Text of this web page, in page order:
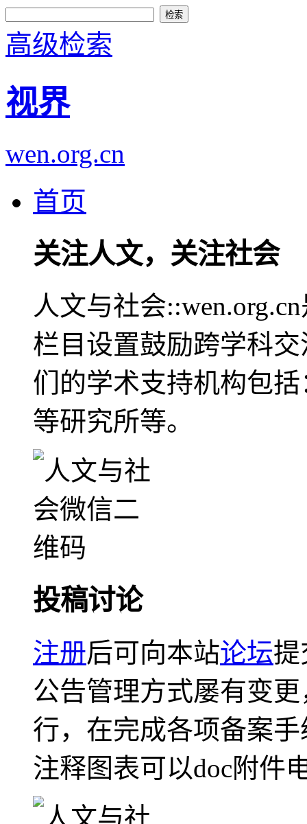
高级检索
视界
wen.org.cn
首页
关注人文，关注社会
人文与社会
栏目设置鼓励跨学科
们的学术支持机构包
等研究所等。
投稿讨论
注册后可向本站论坛提
公告管理方式屡有变
行，在完成各项备案
注释图表可以doc附件